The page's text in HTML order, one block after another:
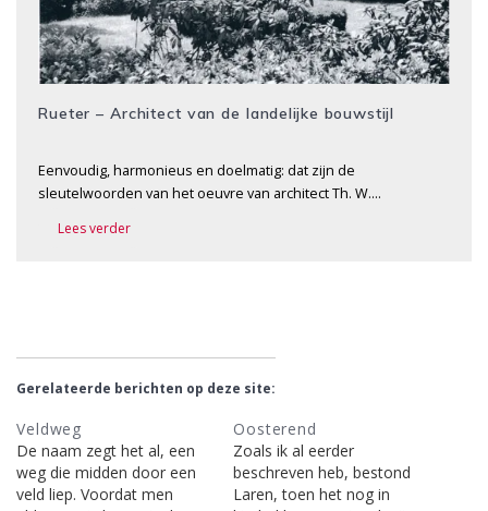
Rueter – Architect van de landelijke bouwstijl
Eenvoudig, harmonieus en doelmatig: dat zijn de
sleutelwoorden van het oeuvre van architect Th. W….
Lees verder
Gerelateerde berichten op deze site:
Veldweg
De naam zegt het al, een
weg die midden door een
veld liep. Voordat men
Oosterend
Zoals ik al eerder
beschreven heb, bestond
Laren, toen het nog in